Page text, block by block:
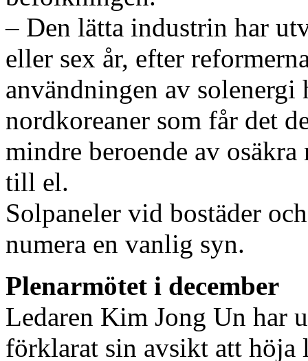
– Den lätta industrin har
eller sex år, efter
användningen av
nordkoreaner som får det
mindre beroende av
till el.
Solpaneler vid bostäder
numera en vanlig syn.
Plenarmötet i december
Ledaren Kim Jong Un har
förklarat sin avsikt att